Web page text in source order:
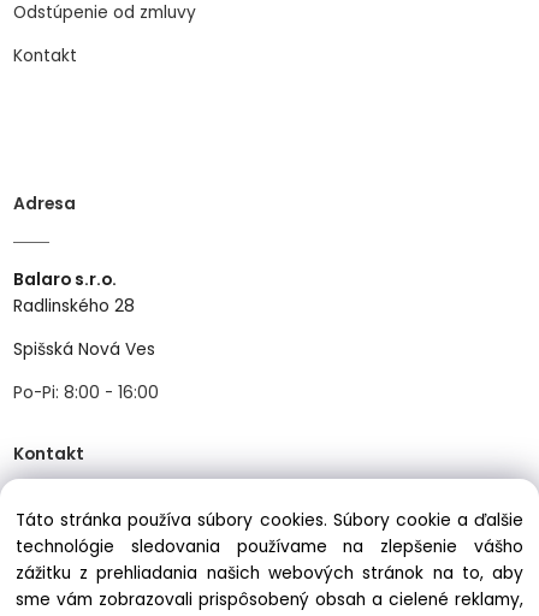
Odstúpenie od zmluvy
Kontakt
Adresa
Balaro s.r.o.
Radlinského 28
Spišská Nová Ves
Po-Pi: 8:00 - 16:00
Kontakt
Tel:+421534466489
Mail:info@balastav.sk
Táto stránka používa súbory cookies. Súbory cookie a ďalšie
technológie sledovania používame na zlepšenie vášho
zážitku z prehliadania našich webových stránok na to, aby
sme vám zobrazovali prispôsobený obsah a cielené reklamy,